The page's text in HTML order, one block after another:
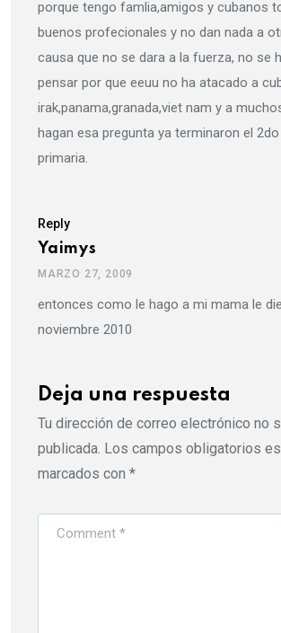
porque tengo famlia,amigos y cubanos
buenos profecionales y no dan nada a
causa que no se dara a la fuerza, no se
pensar por que eeuu no ha atacado a
irak,panama,granada,viet nam y a
hagan esa pregunta ya terminaron el
primaria.
Reply
Yaimys
MARZO 27, 2009
entonces como le hago a mi mama le
noviembre 2010
Deja una respuesta
Tu dirección de correo electrónico no
publicada. Los campos obligatorios
marcados con *